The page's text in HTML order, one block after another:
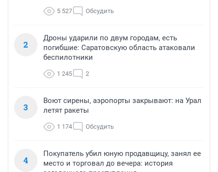
5 527 Обсудить
2
Дроны ударили по двум городам, есть
погибшие: Саратовскую область атаковали
беспилотники
1 245 2
3
Воют сирены, аэропорты закрывают: на Урал
летят ракеты
1 174 Обсудить
4
Покупатель убил юную продавщицу, занял ее
место и торговал до вечера: история